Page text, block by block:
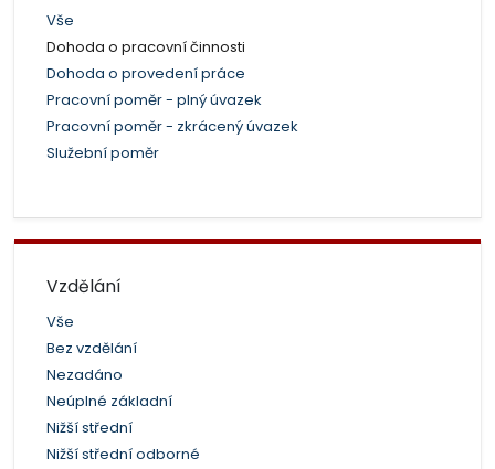
Vše
Dohoda o pracovní činnosti
Dohoda o provedení práce
Pracovní poměr - plný úvazek
Pracovní poměr - zkrácený úvazek
Služební poměr
Vzdělání
Vše
Bez vzdělání
Nezadáno
Neúplné základní
Nižší střední
Nižší střední odborné